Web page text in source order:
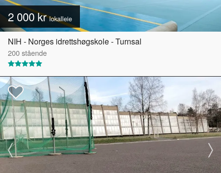
2 000 krlokalleie
NIH - Norges idrettshøgskole - Turnsal
200stående